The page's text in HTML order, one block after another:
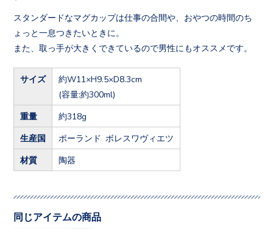
スタンダードなマグカップは仕事の合間や、おやつの時間のち
ょっと一息つきたいときに。
また、取っ手が大きくできているので男性にもオススメです。
サイズ
約W11×H9.5×D8.3cm
(容量:約300ml)
重量 約318g
生産国 ポーランド ボレスワヴィエツ
材質 陶器
同じアイテムの商品